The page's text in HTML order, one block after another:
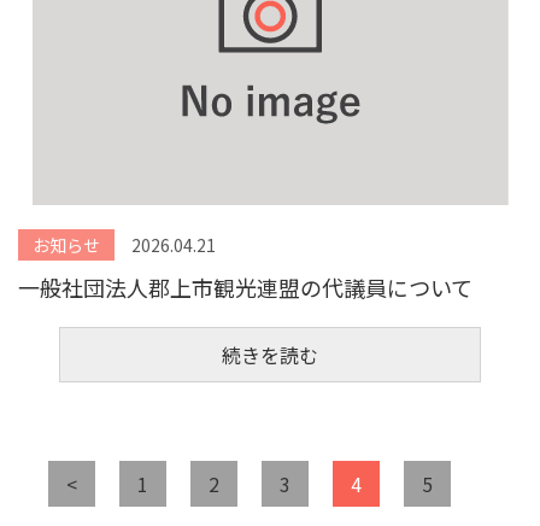
お知らせ 2026.04.21
一般社団法人郡上市観光連盟の代議員について
続きを読む
< 1 2 3 4 5